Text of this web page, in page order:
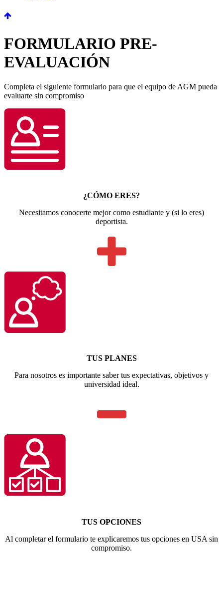
FORMULARIO PRE-
EVALUACIÓN
Completa el siguiente formulario para que el equipo de AGM pueda
evaluarte sin compromiso
¿CÓMO ERES?
Necesitamos conocerte mejor como estudiante y (si lo eres)
deportista.
TUS PLANES
Para nosotros es importante saber tus expectativas, objetivos y
universidad ideal.
TUS OPCIONES
Al completar el formulario te explicaremos tus opciones en USA sin
compromiso.